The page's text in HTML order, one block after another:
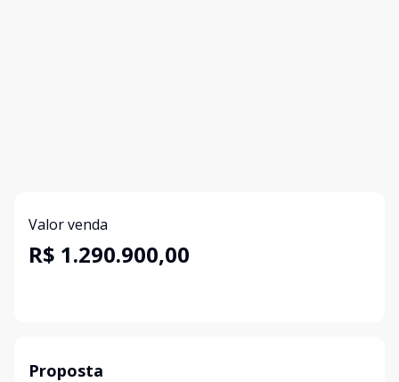
Valor venda
R$ 1.290.900,00
Proposta